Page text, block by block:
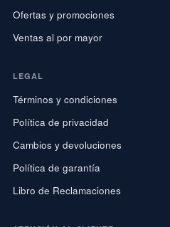
Ofertas y promociones
Ventas al por mayor
LEGAL
Términos y condiciones
Política de privacidad
Cambios y devoluciones
Política de garantía
Libro de Reclamaciones